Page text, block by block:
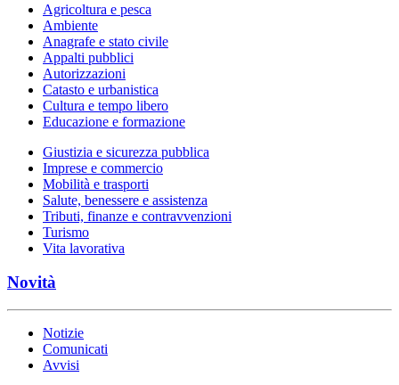
Agricoltura e pesca
Ambiente
Anagrafe e stato civile
Appalti pubblici
Autorizzazioni
Catasto e urbanistica
Cultura e tempo libero
Educazione e formazione
Giustizia e sicurezza pubblica
Imprese e commercio
Mobilità e trasporti
Salute, benessere e assistenza
Tributi, finanze e contravvenzioni
Turismo
Vita lavorativa
Novità
Notizie
Comunicati
Avvisi